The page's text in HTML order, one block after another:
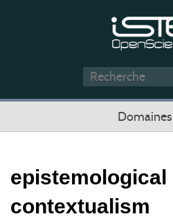
Domaines
epistemological
contextualism